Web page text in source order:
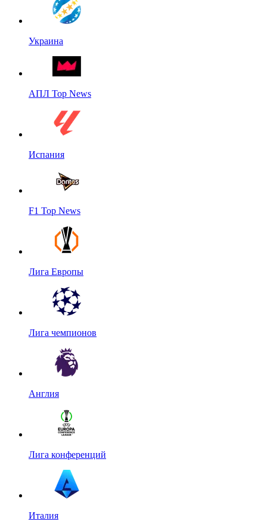
Украина
АПЛ Top News
Испания
F1 Top News
Лига Европы
Лига чемпионов
Англия
Лига конференций
Италия